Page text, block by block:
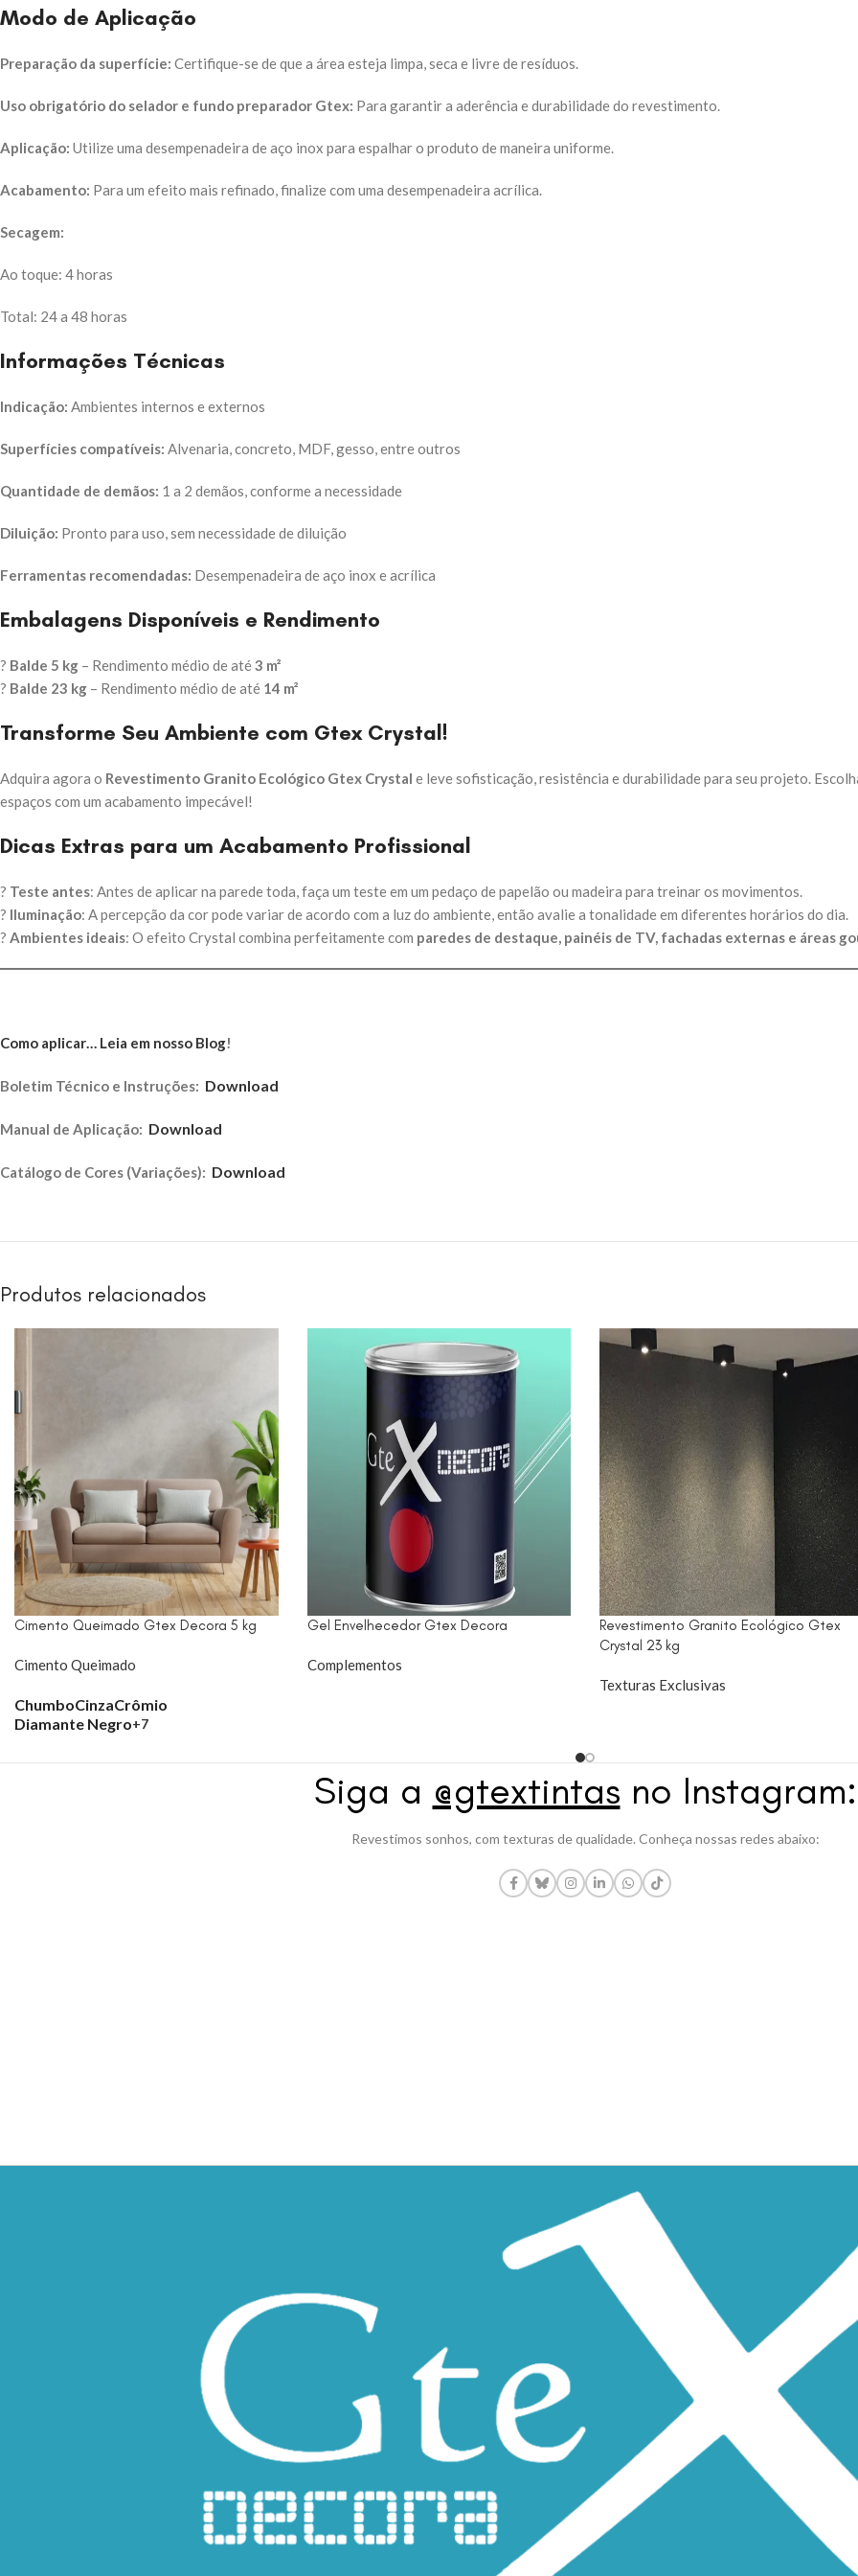
Modo de Aplicação
Preparação da superfície: Certifique-se de que a área esteja limpa, seca e livre de resíduos.
Uso obrigatório do selador e fundo preparador Gtex: Para garantir a aderência e durabilidade do revestimento.
Aplicação: Utilize uma desempenadeira de aço inox para espalhar o produto de maneira uniforme.
Acabamento: Para um efeito mais refinado, finalize com uma desempenadeira acrílica.
Secagem:
Ao toque: 4 horas
Total: 24 a 48 horas
Informações Técnicas
Indicação: Ambientes internos e externos
Superfícies compatíveis: Alvenaria, concreto, MDF, gesso, entre outros
Quantidade de demãos: 1 a 2 demãos, conforme a necessidade
Diluição: Pronto para uso, sem necessidade de diluição
Ferramentas recomendadas: Desempenadeira de aço inox e acrílica
Embalagens Disponíveis e Rendimento
? Balde 5 kg – Rendimento médio de até 3 m²
? Balde 23 kg – Rendimento médio de até 14 m²
Transforme Seu Ambiente com Gtex Crystal!
Adquira agora o Revestimento Granito Ecológico Gtex Crystal e leve sofisticação, resistência e durabilidade para seu projeto.
espaços com um acabamento impecável!
Dicas Extras para um Acabamento Profissional
? Teste antes: Antes de aplicar na parede toda, faça um teste em um pedaço de papelão ou madeira para treinar os movimentos.
? Iluminação: A percepção da cor pode variar de acordo com a luz do ambiente, então avalie a tonalidade em diferentes horários do dia.
? Ambientes ideais: O efeito Crystal combina perfeitamente com paredes de destaque, painéis de TV, fachadas externas e áreas
Como aplicar… Leia em nosso Blog!
Boletim Técnico e Instruções: Download
Manual de Aplicação: Download
Catálogo de Cores (Variações): Download
Produtos relacionados
Cimento Queimado Gtex Decora 5 kg
Cimento Queimado
ChumboCinzaCrômio
Diamante Negro+7
Gel Envelhecedor Gtex Decora
Complementos
Revestimento Granito Ecológico Gtex
Crystal 23 kg
Texturas Exclusivas
Siga a @gtextintas no Instagram:
Revestimos sonhos, com texturas de qualidade. Conheça nossas redes abaixo: